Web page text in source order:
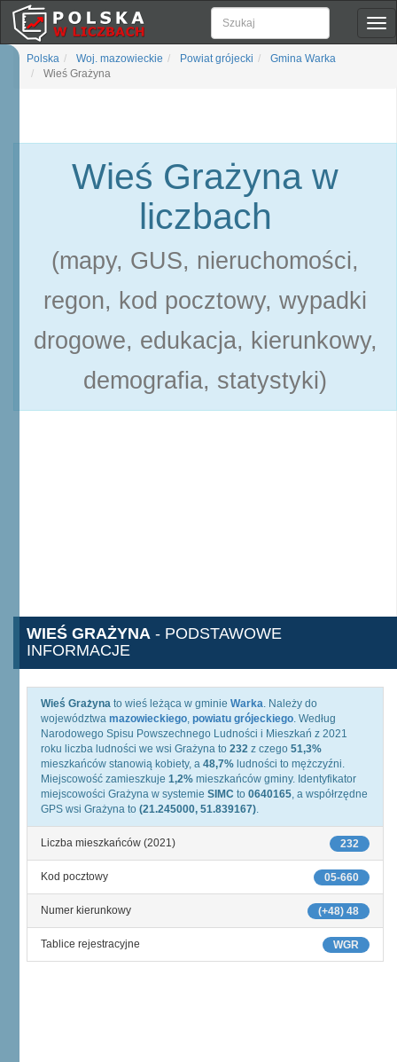
Polska Woj. mazowieckie Powiat grójecki
Gmina Warka
Wieś Grażyna
Wieś Grażyna w
liczbach
(mapy, GUS, nieruchomości,
regon, kod pocztowy, wypadki
drogowe, edukacja, kierunkowy,
demografia, statystyki)
WIEŚ GRAŻYNA - PODSTAWOWE
INFORMACJE
Wieś Grażyna to wieś leżąca w gminie Warka. Należy do
województwa mazowieckiego, powiatu grójeckiego. Według
Narodowego Spisu Powszechnego Ludności i Mieszkań z 2021
roku liczba ludności we wsi Grażyna to 232 z czego 51,3%
mieszkańców stanowią kobiety, a 48,7% ludności to mężczyźni.
Miejscowość zamieszkuje 1,2% mieszkańców gminy. Identyfikator
miejscowości Grażyna w systemie SIMC to 0640165, a współrzędne
GPS wsi Grażyna to (21.245000, 51.839167).
232
Liczba mieszkańców (2021)
05-660
Kod pocztowy
(+48) 48
Numer kierunkowy
WGR
Tablice rejestracyjne